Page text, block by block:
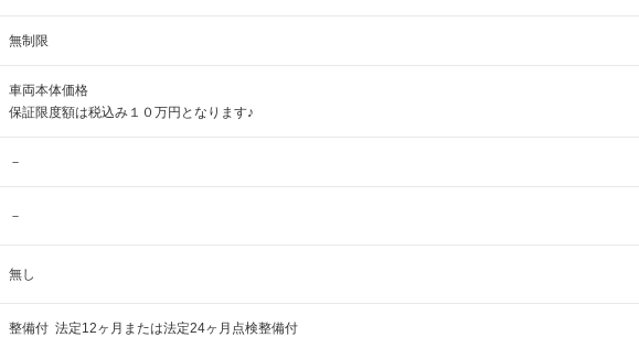
無制限
車両本体価格
保証限度額は税込み１０万円となります♪
－
－
無し
整備付 法定12ヶ月または法定24ヶ月点検整備付